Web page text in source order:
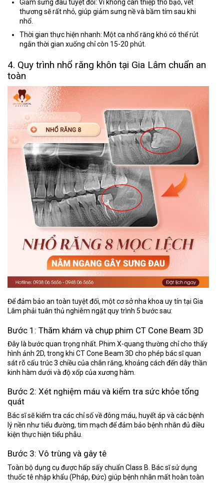
Giảm sưng đau tuyệt đối: Vì không can thiệp thô bạo, vết
thương sẽ rất nhỏ, giúp giảm sưng nề và bầm tím sau khi
nhổ.
Thời gian thực hiện nhanh: Một ca nhổ răng khó có thể rút
ngắn thời gian xuống chỉ còn 15-20 phút.
4. Quy trình nhổ răng khôn tại Gia Lâm chuẩn an
toàn
Để đảm bảo an toàn tuyệt đối, một cơ sở nha khoa uy tín tại Gia
Lâm phải tuân thủ nghiêm ngặt quy trình 5 bước sau:
Bước 1: Thăm khám và chụp phim CT Cone Beam 3D
Đây là bước quan trọng nhất. Phim X-quang thường chỉ cho thấy
hình ảnh 2D, trong khi CT Cone Beam 3D cho phép bác sĩ quan
sát rõ cấu trúc 3 chiều của chân răng, khoảng cách đến dây thần
kinh hàm dưới và độ xốp của xương hàm.
Bước 2: Xét nghiệm máu và kiểm tra sức khỏe tổng
quát
Bác sĩ sẽ kiểm tra các chỉ số về đông máu, huyết áp và các bệnh
lý nền như tiểu đường, tim mạch để đảm bảo bệnh nhân đủ điều
kiện thực hiện tiểu phẫu.
Bước 3: Vô trùng và gây tê
Toàn bộ dụng cụ được hấp sấy chuẩn Class B. Bác sĩ sử dụng
thuốc tê nhập khẩu (Pháp, Đức) giúp bệnh nhân mất hoàn toàn